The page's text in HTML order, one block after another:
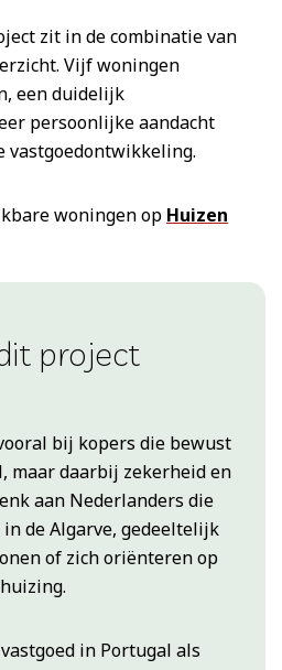
zit in de combinatie van
Vijf woningen
een duidelijk
persoonlijke aandacht
vastgoedontwikkeling.
woningen op Huizen
project
bij kopers die bewust
maar daarbij zekerheid en
aan Nederlanders die
de Algarve, gedeeltelijk
of zich oriënteren op
in Portugal als